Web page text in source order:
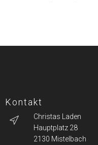
Kontakt
Christas Laden
Hauptplatz 28
2130 Mistelbach